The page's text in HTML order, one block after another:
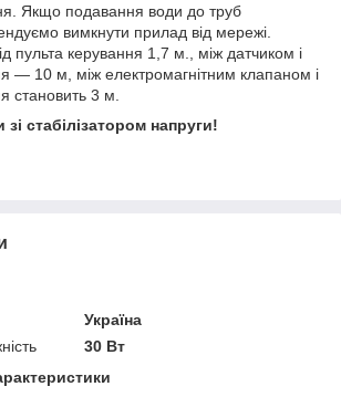
Якщо подавання води до труб
вимкнути прилад від мережі.
пульта керування 1,7 м., між датчиком і
— 10 м, між електромагнітним клапаном і
становить 3 м.
стабілізатором напруги!
Україна
30 Вт